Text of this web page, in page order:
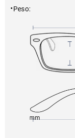
Peso:
145mm